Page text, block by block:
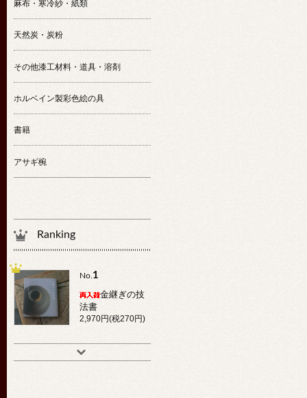
麻布・寒冷紗・紙類
天然炭・炭粉
その他漆工材料・道具・溶剤
ホルベイン製彩色絵の具
書籍
アサギ椀
Ranking
No.1
金継ぎの技
法書
2,970円(税270円)